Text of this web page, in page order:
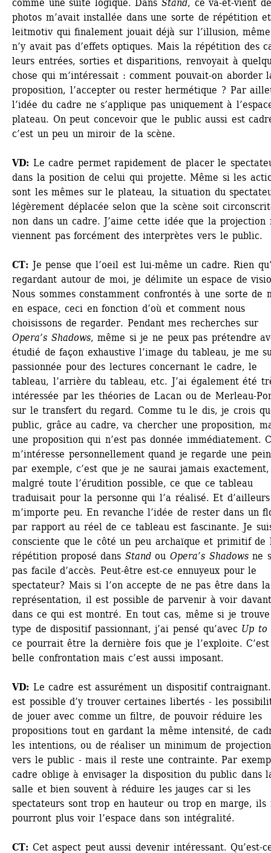
comme une suite logique. Dans Stand, ce va-et-vient
photos m’avait installée dans une sorte de répétition
leitmotiv qui finalement jouait déjà sur l’illusion,
n’y avait pas d’effets optiques. Mais la répétition des
leurs entrées, sorties et disparitions, renvoyait à
chose qui m’intéressait : comment pouvait-on aborder
proposition, l’accepter ou rester hermétique ? Par
l’idée du cadre ne s’applique pas uniquement à
plateau. On peut concevoir que le public aussi est
c’est un peu un miroir de la scène.
VD: Le cadre permet rapidement de placer le
dans la position de celui qui projette. Même si les
sont les mêmes sur le plateau, la situation du
légèrement déplacée selon que la scène soit
non dans un cadre. J’aime cette idée que la projection
viennent pas forcément des interprètes vers le public.
CT: Je pense que l’oeil est lui-même un cadre. Rien
regardant autour de moi, je délimite un espace de
Nous sommes constamment confrontés à une sorte de
en espace, ceci en fonction d’où et comment nous
choisissons de regarder. Pendant mes recherches sur
Opera’s Shadows, même si je ne peux pas prétendre
étudié de façon exhaustive l’image du tableau, je me
passionnée pour des lectures concernant le cadre, le
tableau, l’arrière du tableau, etc. J’ai également été
intéressée par les théories de Lacan ou de Merleau-
sur le transfert du regard. Comme tu le dis, je crois
public, grâce au cadre, va chercher une proposition,
une proposition qui n’est pas donnée immédiatement.
m’intéresse personnellement quand je regarde une
par exemple, c’est que je ne saurai jamais
malgré toute l’érudition possible, ce que ce tableau
traduisait pour la personne qui l’a réalisé. Et
m’importe peu. En revanche l’idée de rester dans un
par rapport au réel de ce tableau est fascinante. Je
consciente que le côté un peu archaïque et primitif de
répétition proposé dans Standou Opera’s Shadowsne
pas facile d’accès. Peut-être est-ce ennuyeux pour le
spectateur? Mais si l’on accepte de ne pas être dans
représentation, il est possible de parvenir à voir
dans ce qui est montré. En tout cas, même si je
type de dispositif passionnant, j’ai pensé qu’avec Up to
ce pourrait être la dernière fois que je l’exploite.
belle confrontation mais c’est aussi imposant.
VD: Le cadre est assurément un dispositif
est possible d’y trouver certaines libertés - les
de jouer avec comme un filtre, de pouvoir réduire les
propositions tout en gardant la même intensité, de
les intentions, ou de réaliser un minimum de
vers le public - mais il reste une contrainte. Par
cadre oblige à envisager la disposition du public dans
salle et bien souvent à réduire les jauges car si les
spectateurs sont trop en hauteur ou trop en marge, ils
pourront plus voir l’espace dans son intégralité.
CT: Cet aspect peut aussi devenir intéressant. Qu’est-